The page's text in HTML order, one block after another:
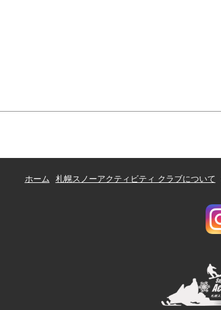
ホーム 札幌スノーアクティビティ クラブについて